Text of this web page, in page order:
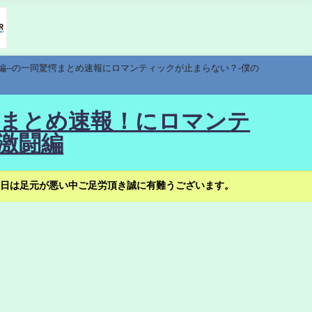
の一同驚愕まとめ速報にロマンティックが止まらない？-僕の
とめ速報！にロマンテ
闘編
足元が悪い中ご足労頂き誠に有難うございます。